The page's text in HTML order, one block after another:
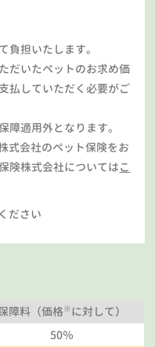
負担いたします。
だいたペットのお求め価
払していただく必要がご
障適用外となります。
式会社のペット保険をお
険株式会社についてはこ
ださい
障料（価格※に対して）
50％